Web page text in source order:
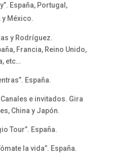
España, Portugal,
y México.
y Rodríguez.
Francia, Reino Unido,
etc…
España.
e invitados. Gira
China y Japón.
Tour”. España.
la vida”. España.